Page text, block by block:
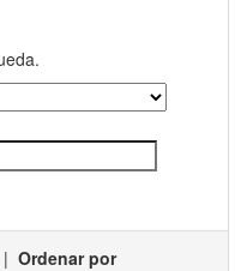
| Ordenar por